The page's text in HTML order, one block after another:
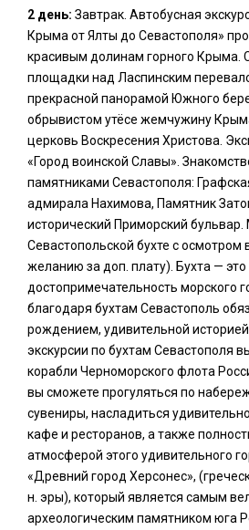
2 день: Завтрак. Автобусная
Крыма от Ялты до Севастополя»
красивым долинам горного Крыма.
площадки над Ласпинским
прекрасной панорамой Южного
обрывистом утёсе жемчужину
церковь Воскресения Христова.
«Город воинской Славы».
памятниками Севастополя:
адмирала Нахимова, Памятник
исторический Приморский бульвар.
Севастопольской бухте с осмотром
желанию за доп. плату). Бухта —
достопримечательность морского
благодаря бухтам Севастополь
рождением, удивительной
экскурсии по бухтам Севастополя
корабли Черноморского флота
вы сможете прогуляться по
сувениры, насладиться
кафе и ресторанов, а также
атмосферой этого удивительного
«Древний город Херсонес»,
н. эры), который является самым
археологическим памятником юга